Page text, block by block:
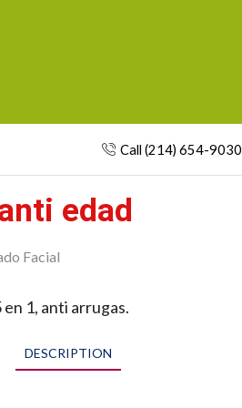
Call (214) 654-9030
edad
Facial
1, anti arrugas.
DESCRIPTION